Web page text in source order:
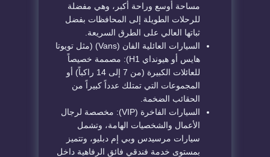
مساحة أوسع وراحة أكبر، وهي مفضلة
للرحلات الطويلة إلى المحافظات بفضل
ثباتها العالي على الطرق السريعة.
السيارات العائلية الفان (Vans) (مثل تويوتا
هايس أو هيونداي H1): مصممة خصيصاً
للعائلات الكبيرة (من 7 إلى 14 راكباً) أو
المجموعات التي تمتلك عدداً كبيراً من
الحقائب الضخمة.
السيارات الفاخرة (VIP): مخصصة لرجال
الأعمال والشخصيات الهامة، وتشمل
سيارات مرسيدس وبي إم دبليو، وتتميز
بمستوى خدمة فندقي فائق الرفاهية داخل